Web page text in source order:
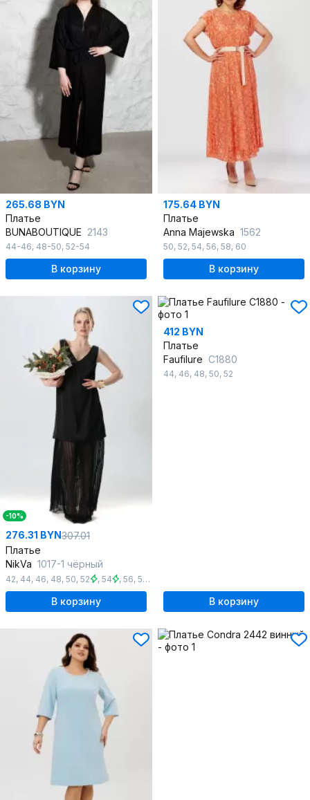
265.68 BYN
Платье
BUNABOUTIQUE 2143
44-46, 48-50, 52-54
В корзину
175.64 BYN
Платье
Anna Majewska 1562
50, 52, 54, 56, 58, 60
В корзину
-10%
276.31 BYN307.01
Платье
NikVa 1017-1 чёрный
42, 44, 46, 48, 50, 52 , 54 , 56, 58 ,
В корзину
412 BYN
Платье
Faufilure C1880
44, 46, 48, 50, 52
В корзину